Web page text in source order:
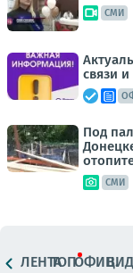
СМИ
связи
Под
СМИ
ЛЕНТАТОПОФИЦ.